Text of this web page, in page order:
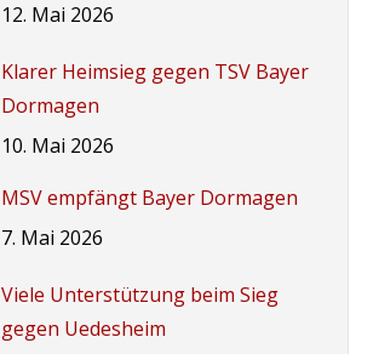
12. Mai 2026
Klarer Heimsieg gegen TSV Bayer
Dormagen
10. Mai 2026
MSV empfängt Bayer Dormagen
7. Mai 2026
Viele Unterstützung beim Sieg
gegen Uedesheim